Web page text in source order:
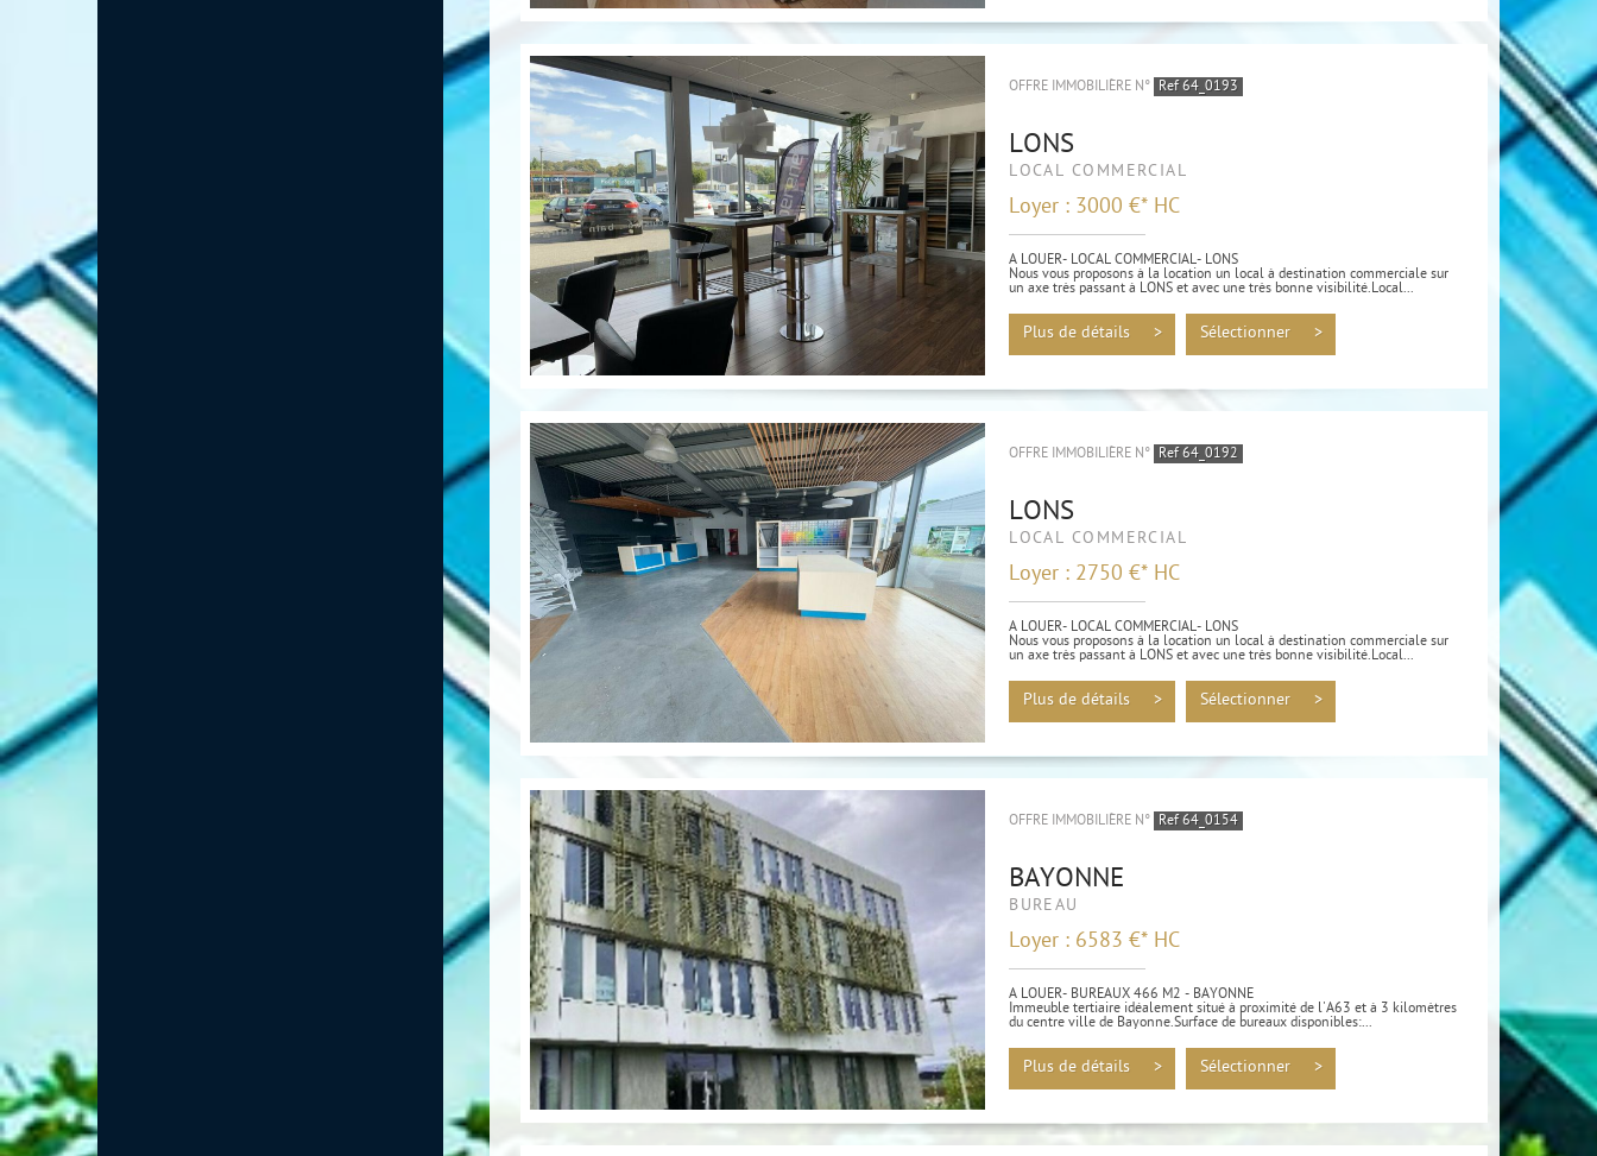
OFFRE IMMOBILIÈRE N° Ref 64_0193
LONS
LOCAL COMMERCIAL
Loyer : 3000 €* HC
A LOUER- LOCAL COMMERCIAL- LONS
Nous vous proposons à la location un local à destination commerciale sur
un axe très passant à LONS et avec une très bonne visibilité.Local...
Plus de détails > Sélectionner >
OFFRE IMMOBILIÈRE N° Ref 64_0192
LONS
LOCAL COMMERCIAL
Loyer : 2750 €* HC
A LOUER- LOCAL COMMERCIAL- LONS
Nous vous proposons à la location un local à destination commerciale sur
un axe très passant à LONS et avec une très bonne visibilité.Local...
Plus de détails > Sélectionner >
OFFRE IMMOBILIÈRE N° Ref 64_0154
BAYONNE
BUREAU
Loyer : 6583 €* HC
A LOUER- BUREAUX 466 M2 - BAYONNE
Immeuble tertiaire idéalement situé à proximité de l'A63 et à 3 kilomètres
du centre ville de Bayonne.Surface de bureaux disponibles:...
Plus de détails > Sélectionner >